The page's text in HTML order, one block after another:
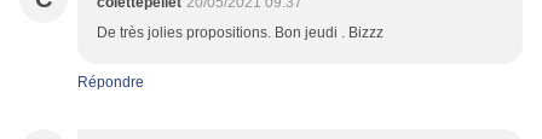
De très jolies propositions. Bon jeudi . Bizzz
Répondre